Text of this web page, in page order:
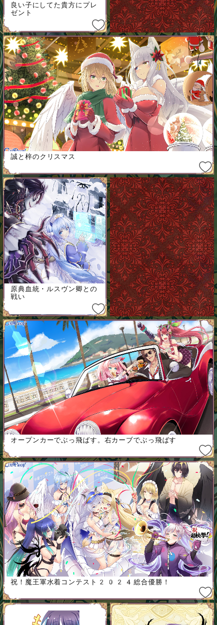
良い子にしてた貴方にプレ
ゼント
誠と梓のクリスマス
原典血統・ルスヴン卿との
戦い
オープンカーでぶっ飛ばす。右カーブでぶっ飛ばす
祝！魔王軍水着コンテスト2024総合優勝！